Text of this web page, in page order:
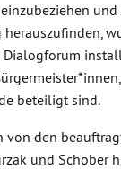
und
beteiligt sind.
von den
und Schober